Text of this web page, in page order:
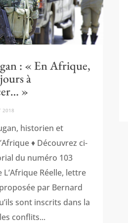
: « En Afrique,
à
»
2018
historien et
♦ Découvrez ci-
du numéro 103
L’Afrique Réelle, lettre
par Bernard
sont inscrits dans la
conflits...